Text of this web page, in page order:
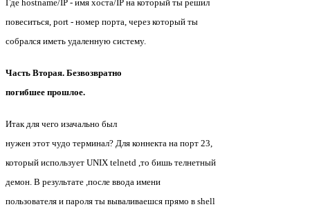
Где hostname/IP - имя хоста/IP на который ты решил
повеситься, port - номер порта, через который ты
собрался иметь удаленную систему.
Часть Вторая. Безвозвратно
погибшее прошлое.
Итак для чего изачально был
нужен этот чудо терминал? Для коннекта на порт 23,
который использует UNIX telnetd ,то бишь телнетный
демон. В результате ,после ввода имени
пользователя и пароля ты вываливаешся прямо в shell